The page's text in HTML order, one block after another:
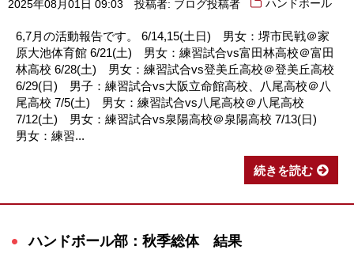
2025年08月01日 09:03 投稿者: ブログ投稿者 ハンドボール
6,7月の活動報告です。 6/14,15(土日) 男女：堺市民戦＠家
原大池体育館 6/21(土) 男女：練習試合vs富田林高校＠富田
林高校 6/28(土) 男女：練習試合vs登美丘高校＠登美丘高校
6/29(日) 男子：練習試合vs大阪立命館高校、八尾高校＠八
尾高校 7/5(土) 男女：練習試合vs八尾高校＠八尾高校
7/12(土) 男女：練習試合vs泉陽高校＠泉陽高校 7/13(日)
男女：練習...
続きを読む
ハンドボール部：秋季総体 結果